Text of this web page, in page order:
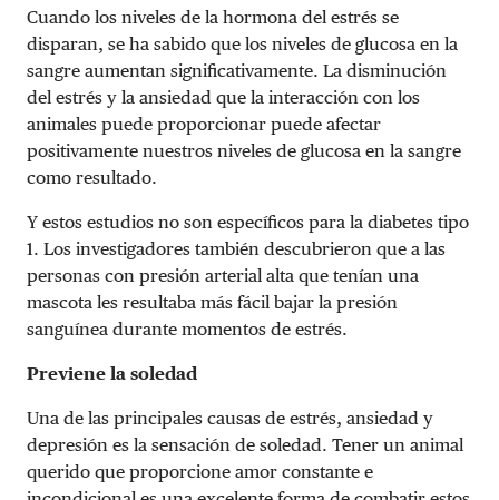
Cuando los niveles de la hormona del estrés se
disparan, se ha sabido que los niveles de glucosa en la
sangre aumentan significativamente. La disminución
del estrés y la ansiedad que la interacción con los
animales puede proporcionar puede afectar
positivamente nuestros niveles de glucosa en la sangre
como resultado.
Y estos estudios no son específicos para la diabetes tipo
1. Los investigadores también descubrieron que a las
personas con presión arterial alta que tenían una
mascota les resultaba más fácil bajar la presión
sanguínea durante momentos de estrés.
Previene la soledad
Una de las principales causas de estrés, ansiedad y
depresión es la sensación de soledad. Tener un animal
querido que proporcione amor constante e